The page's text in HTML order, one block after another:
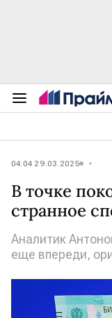
04:04 29.03.2025
В точке
странное
Аналитик
еще впереди,